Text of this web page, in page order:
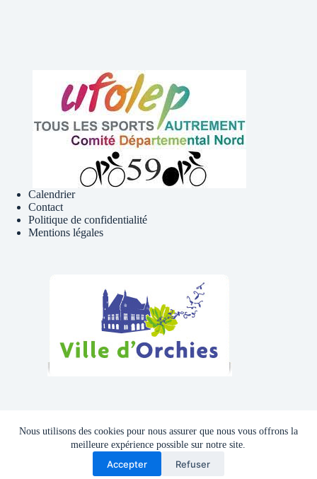
Nous utilisons des cookies pour nous assurer que nous vous offrons la
meilleure expérience possible sur notre site.
Accepter Refuser
Calendrier
Contact
Politique de confidentialité
Mentions légales
Tél : 06 81 41 39 09
Adresse mail : cyclocluborchies@gmail.com